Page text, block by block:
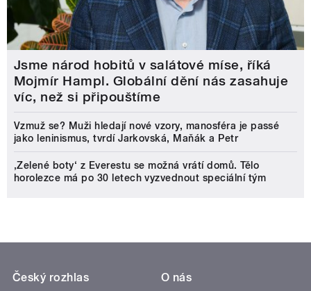
Jsme národ hobitů v salátové míse, říká
Mojmír Hampl. Globální dění nás zasahuje
víc, než si připouštíme
Vzmuž se? Muži hledají nové vzory, manosféra je passé
jako leninismus, tvrdí Jarkovská, Maňák a Petr
‚Zelené boty‘ z Everestu se možná vrátí domů. Tělo
horolezce má po 30 letech vyzvednout speciální tým
Český rozhlas
O nás